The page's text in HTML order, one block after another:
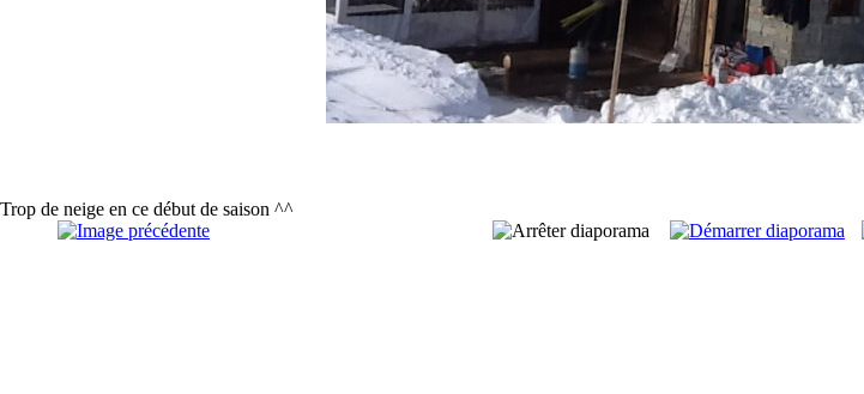
Trop de neige en ce début de saison ^^